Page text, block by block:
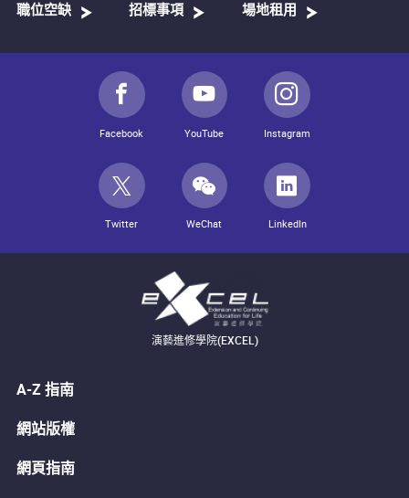
職位空缺 招標事項 場地租用
Facebook YouTube Instagram
Twitter WeChat LinkedIn
演藝進修學院(EXCEL)
A-Z 指南
網站版權
網頁指南